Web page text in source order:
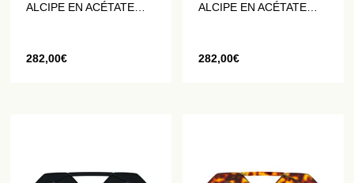
ALCIPE EN ACÉTATE
282,00€
ALCIPE EN ACÉTATE
282,00€